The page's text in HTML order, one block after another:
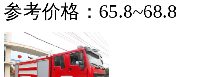
参考价格：65.8~68.8